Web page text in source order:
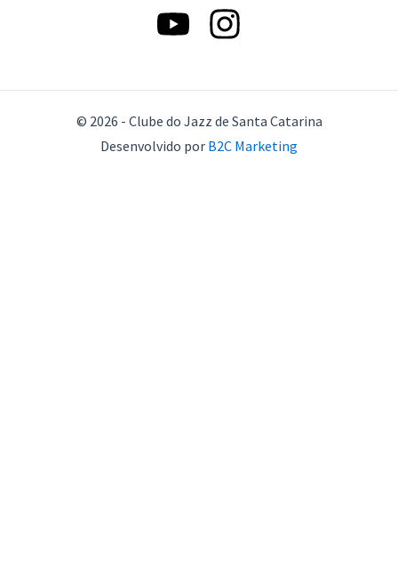
© 2026 - Clube do Jazz de Santa Catarina
Desenvolvido por B2C Marketing